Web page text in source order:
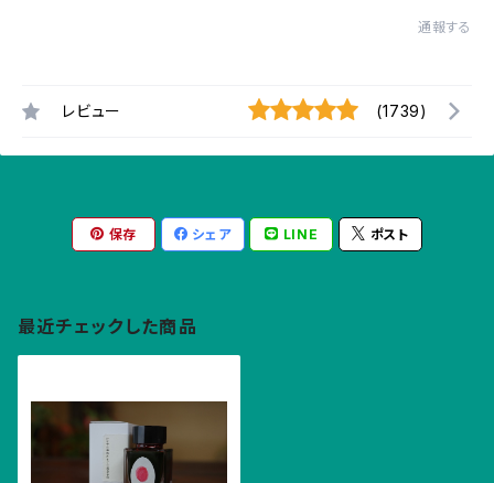
通報する
レビュー (1739)
保存 シェア LINE ポスト
最近チェックした商品